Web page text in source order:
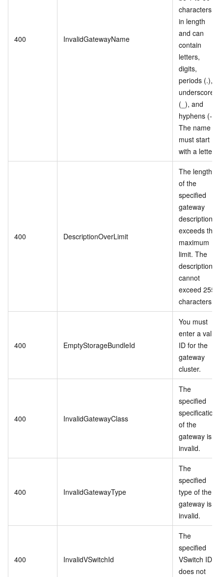
400 InvalidGatewayName
characters
in length
and can
contain
letters,
digits,
periods (.),
underscores
(_), and
hyphens (-).
The name
must start
with a letter.
400 DescriptionOverLimit
The length
of the
specified
gateway
description
exceeds the
maximum
limit. The
description
cannot
exceed 255
characters.
400 EmptyStorageBundleId
You must
enter a valid
ID for the
gateway
cluster.
400 InvalidGatewayClass
The
specified
specification
of the
gateway is
invalid.
400 InvalidGatewayType
The
specified
type of the
gateway is
invalid.
400 InvalidVSwitchId
The
specified
VSwitch ID
does not